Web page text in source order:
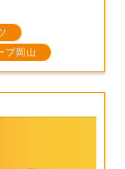
プ岡山